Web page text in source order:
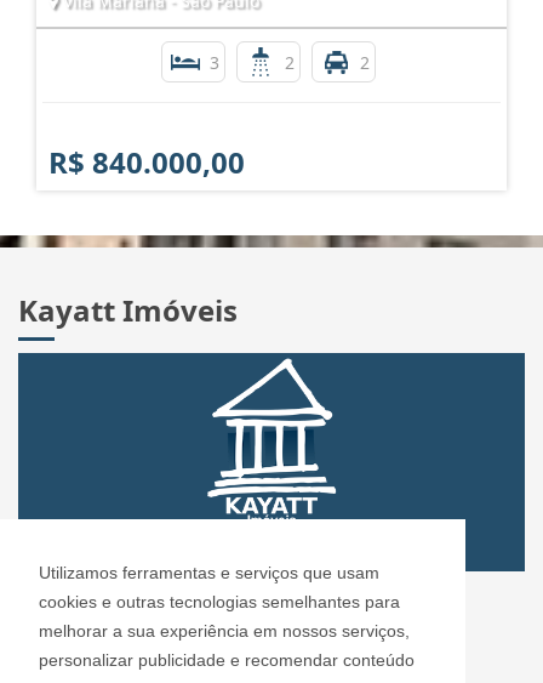
Utilizamos ferramentas e serviços que usam
cookies e outras tecnologias semelhantes para
melhorar a sua experiência em nossos serviços,
personalizar publicidade e recomendar conteúdo
3 2 2
R$ 840.000,00
Kayatt Imóveis
CRECI: 72.304
Informações de Contato